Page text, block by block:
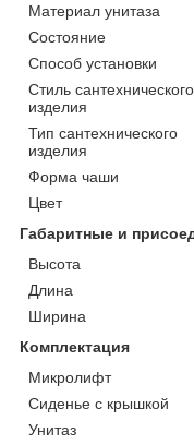
Материал унитаза
Состояние
Способ установки
Стиль сантехнического
изделия
Тип сантехнического
изделия
Форма чаши
Цвет
Габаритные и
Высота
Длина
Ширина
Комплектация
Микролифт
Сиденье с крышкой
Унитаз